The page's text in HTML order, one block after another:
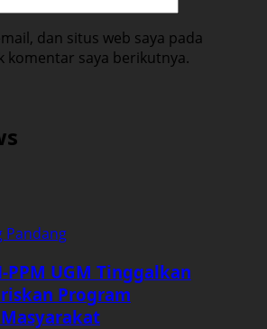
dan situs web saya pada
komentar saya berikutnya.
Pandang
PPM UGM Tinggalkan
Program